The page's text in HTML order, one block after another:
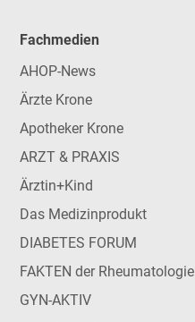
Fachmedien
AHOP-News
Ärzte Krone
Apotheker Krone
ARZT & PRAXIS
Ärztin+Kind
Das Medizinprodukt
DIABETES FORUM
FAKTEN der Rheumatologie
GYN-AKTIV